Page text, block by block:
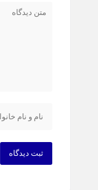
ثبت دیدگاه